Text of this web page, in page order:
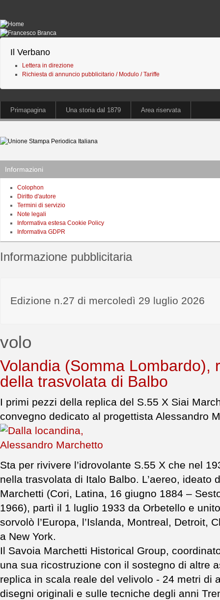
Il Verbano
Lettera in direzione
Richiesta di annuncio pubblicitario / Modulo / Tariffe
Primapagina Una storia dal 1879 Area riservata
Informazioni
Colophon
Diritto d'autore
Termini di servizio
Note legali
Informativa estesa Cookie Policy
Informativa GDPR
Informazione pubblicitaria
Edizione n.27 di mercoledì 29 luglio 2026
volo
Volandia (Somma Lombardo),
della trasvolata di Balbo
I primi pezzi della replica del S.55 X Siai
convegno dedicato al progettista Alessandro
Sta per rivivere l’idrovolante S.55 X che nel
nella trasvolata di Italo Balbo. L’aereo, ideato
Marchetti (Cori, Latina, 16 giugno 1884 –
1966), partì il 1 luglio 1933 da Orbetello e
sorvolò l’Europa, l’Islanda, Montreal, Detroit,
a New York.
Il Savoia Marchetti Historical Group,
una sua ricostruzione con il sostegno di altre
replica in scala reale del velivolo - 24 metri di
disegni originali e sulle tecniche degli anni